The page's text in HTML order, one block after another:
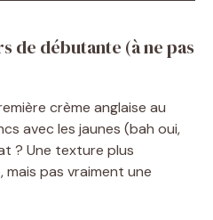
de débutante (à ne pas
crème anglaise au
avec les jaunes (bah oui,
? Une texture plus
mais pas vraiment une